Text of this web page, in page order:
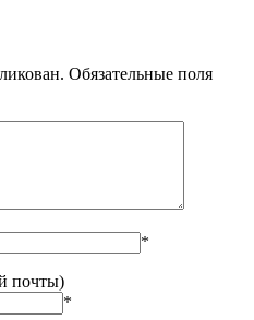
Обязательные поля
*
почты)
*